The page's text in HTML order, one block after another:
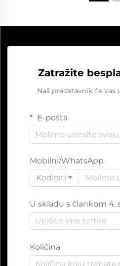
Zatražite
Naš predstavnik će
E-pošta
Mobilni/WhatsApp
Kodirati
U skladu s člankom 4.
Količina